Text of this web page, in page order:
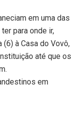
em uma das
para onde ir,
à Casa do Vovô,
até que os
em